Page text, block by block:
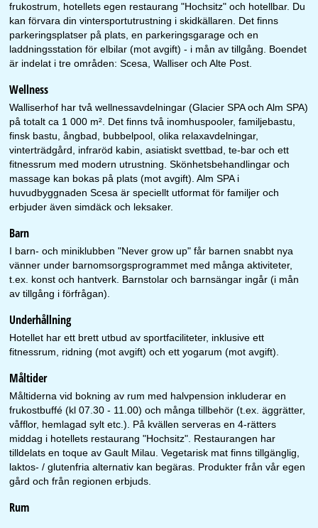
frukostrum, hotellets egen restaurang "Hochsitz" och hotellbar. Du
kan förvara din vintersportutrustning i skidkällaren. Det finns
parkeringsplatser på plats, en parkeringsgarage och en
laddningsstation för elbilar (mot avgift) - i mån av tillgång. Boendet
är indelat i tre områden: Scesa, Walliser och Alte Post.
Wellness
Walliserhof har två wellnessavdelningar (Glacier SPA och Alm SPA)
på totalt ca 1 000 m². Det finns två inomhuspooler, familjebastu,
finsk bastu, ångbad, bubbelpool, olika relaxavdelningar,
vinterträdgård, infraröd kabin, asiatiskt svettbad, te-bar och ett
fitnessrum med modern utrustning. Skönhetsbehandlingar och
massage kan bokas på plats (mot avgift). Alm SPA i
huvudbyggnaden Scesa är speciellt utformat för familjer och
erbjuder även simdäck och leksaker.
Barn
I barn- och miniklubben "Never grow up" får barnen snabbt nya
vänner under barnomsorgsprogrammet med många aktiviteter,
t.ex. konst och hantverk. Barnstolar och barnsängar ingår (i mån
av tillgång i förfrågan).
Underhållning
Hotellet har ett brett utbud av sportfaciliteter, inklusive ett
fitnessrum, ridning (mot avgift) och ett yogarum (mot avgift).
Måltider
Måltiderna vid bokning av rum med halvpension inkluderar en
frukostbuffé (kl 07.30 - 11.00) och många tillbehör (t.ex. äggrätter,
våfflor, hemlagad sylt etc.). På kvällen serveras en 4-rätters
middag i hotellets restaurang "Hochsitz". Restaurangen har
tilldelats en toque av Gault Milau. Vegetarisk mat finns tillgänglig,
laktos- / glutenfria alternativ kan begäras. Produkter från vår egen
gård och från regionen erbjuds.
Rum